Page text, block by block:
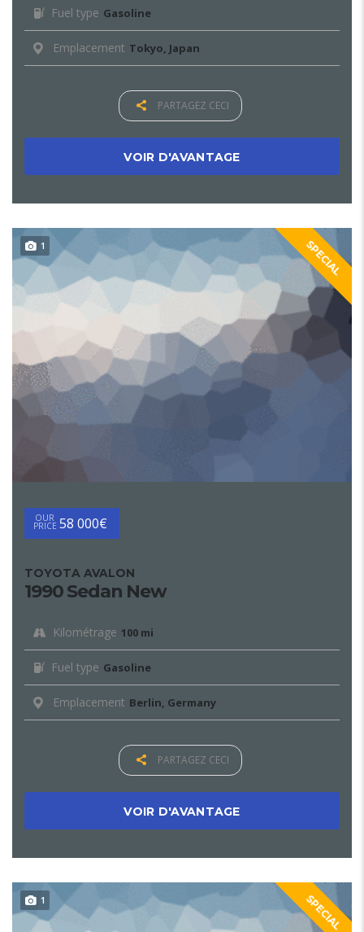
Fuel type Gasoline
Emplacement Tokyo, Japan
PARTAGEZ CECI
VOIR D'AVANTAGE
1 SPECIAL
OUR
PRICE 58 000€
TOYOTA AVALON
1990 Sedan New
Kilométrage 100 mi
Fuel type Gasoline
Emplacement Berlin, Germany
PARTAGEZ CECI
VOIR D'AVANTAGE
1 SPECIAL